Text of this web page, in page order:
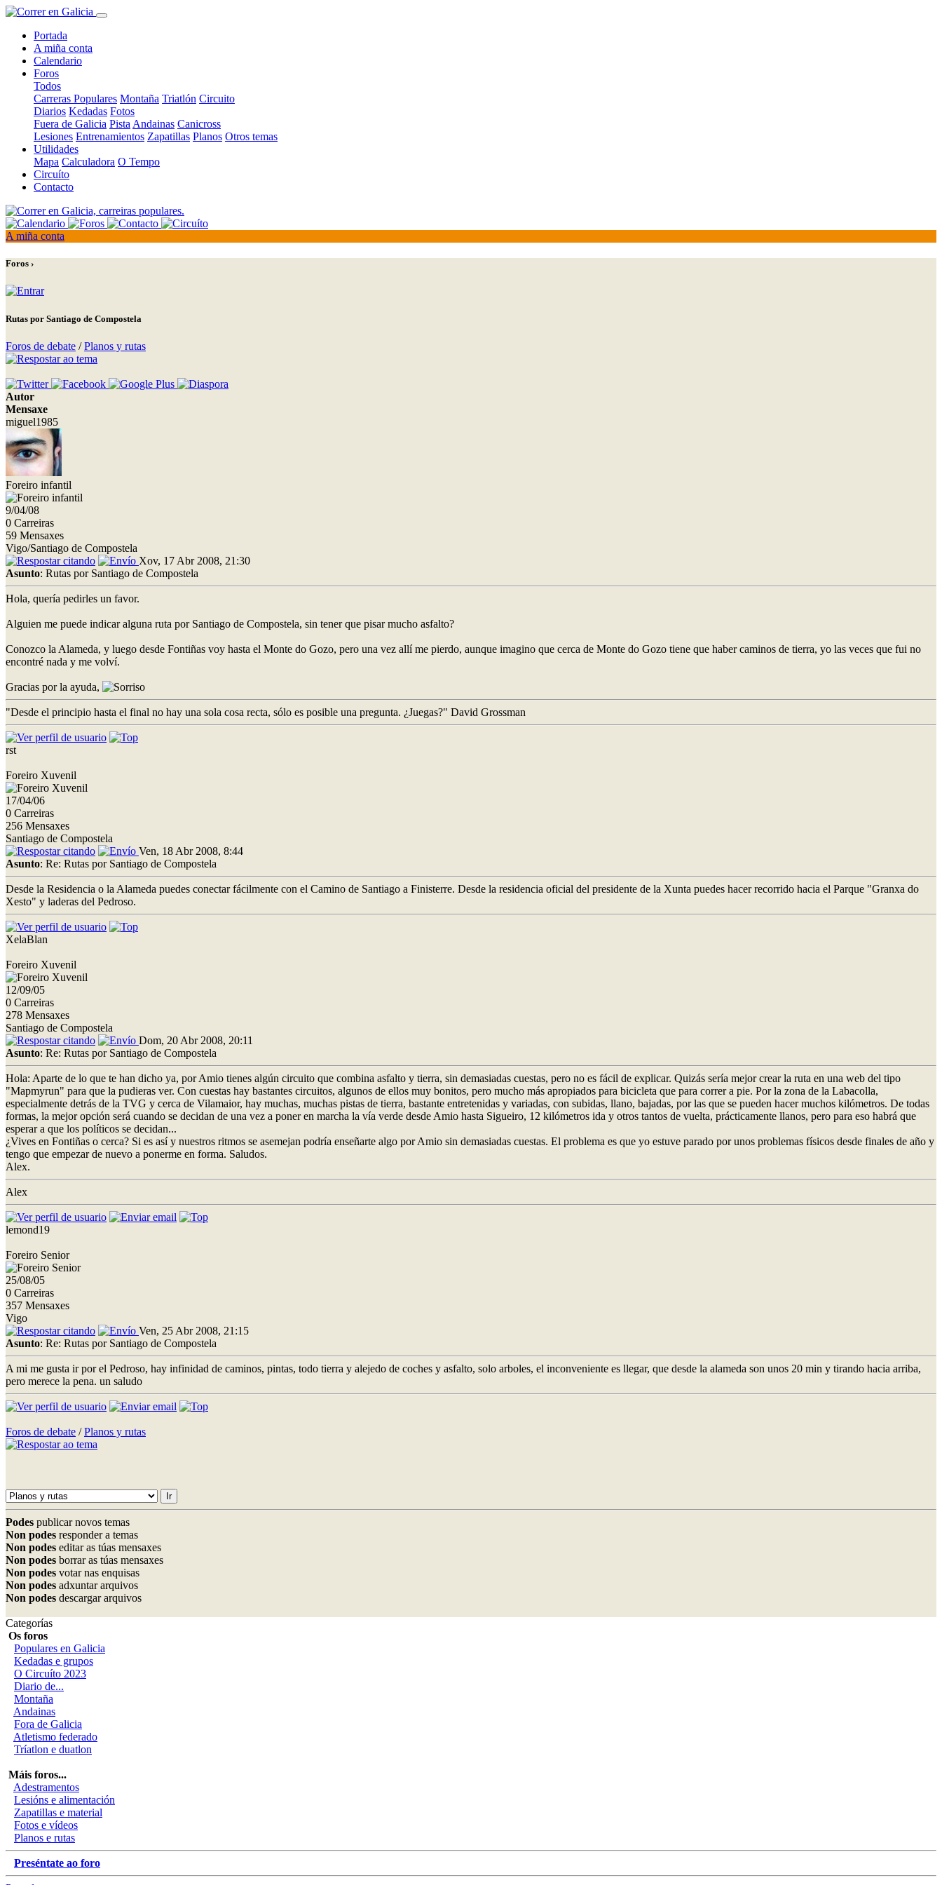
Portada
A miña conta
Calendario
Foros
Todos
Carreras Populares Montaña Triatlón Circuito
Diarios Kedadas Fotos
Fuera de Galicia Pista Andainas Canicross
Lesiones Entrenamientos Zapatillas Planos Otros temas
Utilidades
Mapa Calculadora O Tempo
Circuíto
Contacto
A miña conta
Foros ›
Rutas por Santiago de Compostela
Foros de debate /Planos y rutas
Autor
Mensaxe
miguel1985
Foreiro infantil
9/04/08
0 Carreiras
59 Mensaxes
Vigo/Santiago de Compostela
Xov, 17 Abr 2008, 21:30
Asunto: Rutas por Santiago de Compostela
Hola, quería pedirles un favor.
Alguien me puede indicar alguna ruta por Santiago de Compostela, sin tener que pisar mucho asfalto?
Conozco la Alameda, y luego desde Fontiñas voy hasta el Monte do Gozo, pero una vez allí me pierdo, aunque imagino que cerca de Monte do Gozo tiene que haber caminos de tierra, yo las veces que fui no
encontré nada y me volví.
Gracias por la ayuda,
"Desde el principio hasta el final no hay una sola cosa recta, sólo es posible una pregunta. ¿Juegas?" David Grossman
rst
Foreiro Xuvenil
17/04/06
0 Carreiras
256 Mensaxes
Santiago de Compostela
Ven, 18 Abr 2008, 8:44
Asunto: Re: Rutas por Santiago de Compostela
Desde la Residencia o la Alameda puedes conectar fácilmente con el Camino de Santiago a Finisterre. Desde la residencia oficial del presidente de la Xunta puedes hacer recorrido hacia el Parque "Granxa do
Xesto" y laderas del Pedroso.
XelaBlan
Foreiro Xuvenil
12/09/05
0 Carreiras
278 Mensaxes
Santiago de Compostela
Dom, 20 Abr 2008, 20:11
Asunto: Re: Rutas por Santiago de Compostela
Hola: Aparte de lo que te han dicho ya, por Amio tienes algún circuito que combina asfalto y tierra, sin demasiadas cuestas, pero no es fácil de explicar. Quizás sería mejor crear la ruta en una web del tipo
"Mapmyrun" para que la pudieras ver. Con cuestas hay bastantes circuitos, algunos de ellos muy bonitos, pero mucho más apropiados para bicicleta que para correr a pie. Por la zona de la Labacolla,
especialmente detrás de la TVG y cerca de Vilamaior, hay muchas, muchas pistas de tierra, bastante entretenidas y variadas, con subidas, llano, bajadas, por las que se pueden hacer muchos kilómetros. De todas
formas, la mejor opción será cuando se decidan de una vez a poner en marcha la vía verde desde Amio hasta Sigueiro, 12 kilómetros ida y otros tantos de vuelta, prácticamente llanos, pero para eso habrá que
esperar a que los políticos se decidan...
¿Vives en Fontiñas o cerca? Si es así y nuestros ritmos se asemejan podría enseñarte algo por Amio sin demasiadas cuestas. El problema es que yo estuve parado por unos problemas físicos desde finales de año y
tengo que empezar de nuevo a ponerme en forma. Saludos.
Alex.
Alex
lemond19
Foreiro Senior
25/08/05
0 Carreiras
357 Mensaxes
Vigo
Ven, 25 Abr 2008, 21:15
Asunto: Re: Rutas por Santiago de Compostela
A mi me gusta ir por el Pedroso, hay infinidad de caminos, pintas, todo tierra y alejedo de coches y asfalto, solo arboles, el inconveniente es llegar, que desde la alameda son unos 20 min y tirando hacia arriba,
pero merece la pena. un saludo
Foros de debate /Planos y rutas
Podes publicar novos temas
Non podes responder a temas
Non podes editar as túas mensaxes
Non podes borrar as túas mensaxes
Non podes votar nas enquisas
Non podes adxuntar arquivos
Non podes descargar arquivos
Categorías
Os foros
Populares en Galicia
Kedadas e grupos
O Circuíto 2023
Diario de...
Montaña
Andainas
Fora de Galicia
Atletismo federado
Tríatlon e duatlon
Máis foros...
Adestramentos
Lesións e alimentación
Zapatillas e material
Fotos e vídeos
Planos e rutas
Preséntate ao foro